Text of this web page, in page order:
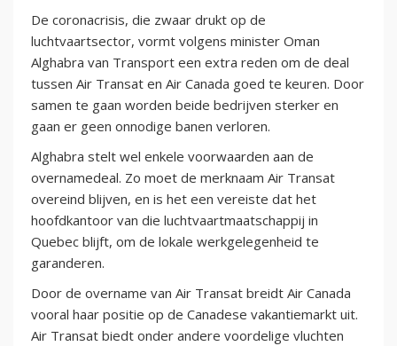
De coronacrisis, die zwaar drukt op de
luchtvaartsector, vormt volgens minister Oman
Alghabra van Transport een extra reden om de deal
tussen Air Transat en Air Canada goed te keuren. Door
samen te gaan worden beide bedrijven sterker en
gaan er geen onnodige banen verloren.
Alghabra stelt wel enkele voorwaarden aan de
overnamedeal. Zo moet de merknaam Air Transat
overeind blijven, en is het een vereiste dat het
hoofdkantoor van die luchtvaartmaatschappij in
Quebec blijft, om de lokale werkgelegenheid te
garanderen.
Door de overname van Air Transat breidt Air Canada
vooral haar positie op de Canadese vakantiemarkt uit.
Air Transat biedt onder andere voordelige vluchten